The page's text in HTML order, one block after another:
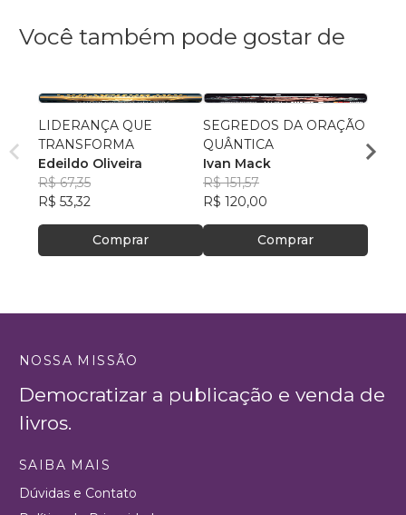
Você também pode gostar de
LIDERANÇA QUE
TRANSFORMA
Edeildo Oliveira
R$ 67,35
R$ 53,32
Comprar
SEGREDOS DA ORAÇÃO
QUÂNTICA
Ivan Mack
R$ 151,57
R$ 120,00
Comprar
Pr
NOSSA MISSÃO
Democratizar a publicação e venda de
livros.
SAIBA MAIS
Dúvidas e Contato